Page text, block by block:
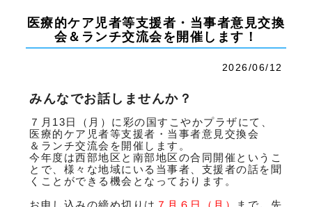
医療的ケア児者等支援者・当事者意見交換
会＆ランチ交流会を開催します！
2026/06/12
みんなでお話しませんか？
７月13日（月）に彩の国すこやかプラザにて、
医療的ケア児者等支援者・当事者意見交換会
＆ランチ交流会を開催します。
今年度は西部地区と南部地区の合同開催というこ
とで、様々な地域にいる当事者、支援者の話を聞
くことができる機会となっております。